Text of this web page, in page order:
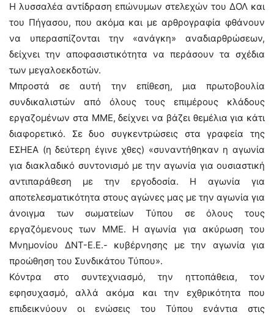
Η λυσσαλέα αντίδραση επώνυμων στελεχών του ΔΟΛ και
του Πήγασου, που ακόμα και με αρθρογραφία φθάνουν
να υπερασπίζονται την «ανάγκη» αναδιαρθρώσεων,
δείχνει την αποφασιστικότητα να περάσουν τα σχέδια
των μεγαλοεκδοτών.
Μπροστά σε αυτή την επίθεση, μια πρωτοβουλία
συνδικαλιστών από όλους τους επιμέρους κλάδους
εργαζομένων στα ΜΜΕ, δείχνει να βάζει θεμέλια για κάτι
διαφορετικό. Σε δυο συγκεντρώσεις στα γραφεία της
ΕΣΗΕΑ (η δεύτερη έγινε χθες) «συναντήθηκαν η αγωνία
για διακλαδικό συντονισμό με την αγωνία για ουσιαστική
αντιπαράθεση με την εργοδοσία. Η αγωνία για
αποτελεσματικότητα στους αγώνες μας με την αγωνία για
άνοιγμα των σωματείων Τύπου σε όλους τους
εργαζόμενους των ΜΜΕ. Η αγωνία για ακύρωση του
Μνημονίου ΔΝΤ-Ε.Ε.- κυβέρνησης με την αγωνία για
προώθηση του Συνδικάτου Τύπου».
Κόντρα στο συντεχνιασμό, την ηττοπάθεια, τον
εφησυχασμό, αλλά ακόμα και την εχθρικότητα που
επιδεικνύουν οι ενώσεις του Τύπου ενάντια στις